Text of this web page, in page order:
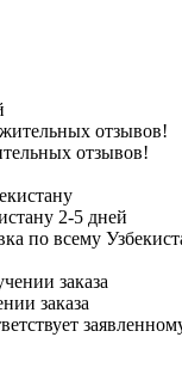
отзывов!
2-5 дней
по всему
заказа